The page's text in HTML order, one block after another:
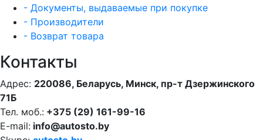
- Документы, выдаваемые при покупке
- Производители
- Возврат товара
Контакты
Адрес: 220086, Беларусь, Минск, пр-т Дзержинского
71Б
Тел. моб.: +375 (29) 161-99-16
E-mail: info@autosto.by